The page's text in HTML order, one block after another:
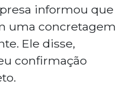
informou que
uma concretagem
Ele disse,
confirmação